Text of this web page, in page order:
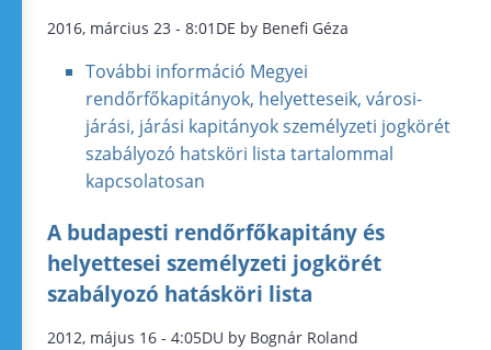
2016, március 23 - 8:01DE by Benefi Géza
További információ Megyei
rendőrfőkapitányok, helyetteseik, városi-
járási, járási kapitányok személyzeti jogkörét
szabályozó hatsköri lista tartalommal
kapcsolatosan
A budapesti rendőrfőkapitány és
helyettesei személyzeti jogkörét
szabályozó hatásköri lista
2012, május 16 - 4:05DU by Bognár Roland